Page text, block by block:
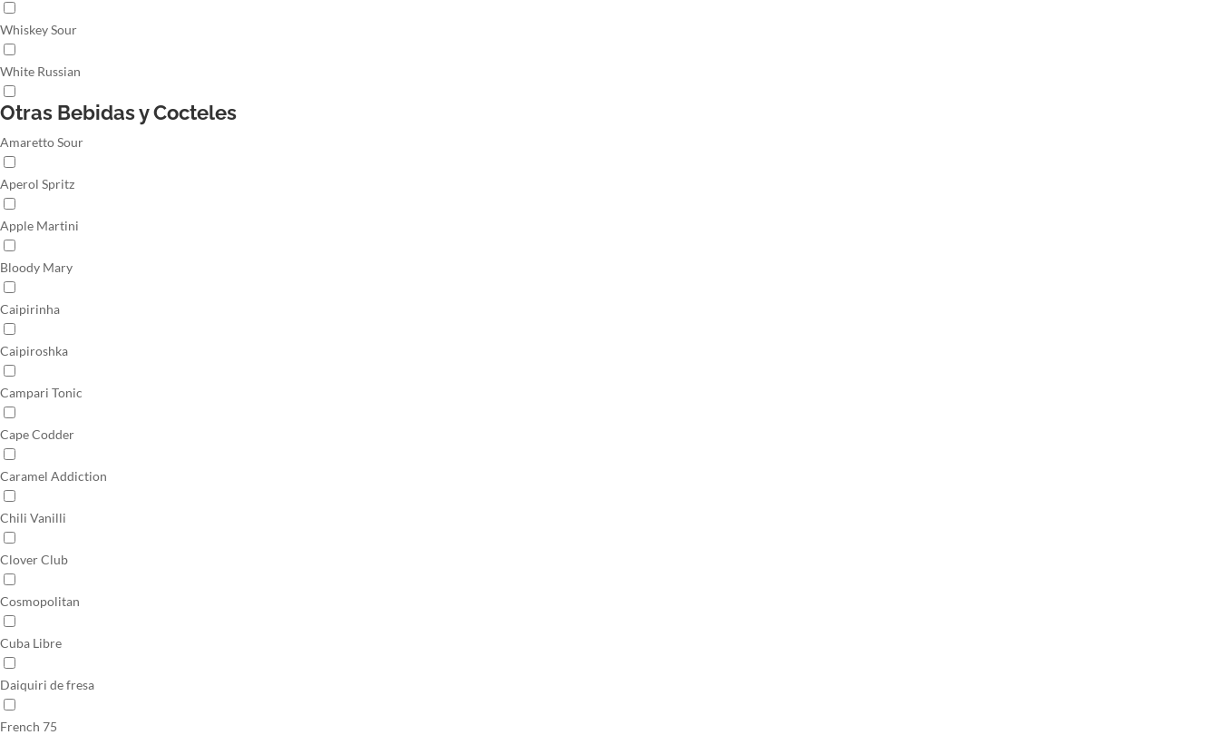
Whiskey Sour
White Russian
Otras Bebidas y Cocteles
Amaretto Sour
Aperol Spritz
Apple Martini
Bloody Mary
Caipirinha
Caipiroshka
Campari Tonic
Cape Codder
Caramel Addiction
Chili Vanilli
Clover Club
Cosmopolitan
Cuba Libre
Daiquiri de fresa
French 75